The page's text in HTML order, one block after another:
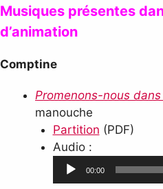
Musiques présentes
d’animation
Comptine
Promenons-nous
manouche
Partition (PDF)
Audio :Lecteur
audio
00:00